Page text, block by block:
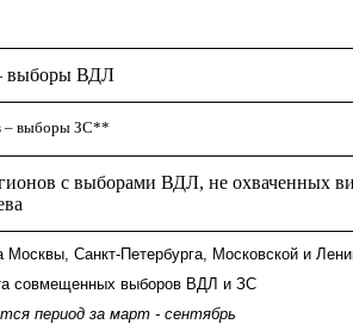
выборы ВДЛ
– выборы ЗС**
с выборами ВДЛ, не охваченных
Москвы, Санкт-Петербурга, Московской и
совмещенных выборов ВДЛ и ЗС
период за март - сентябрь